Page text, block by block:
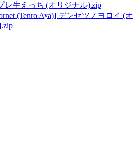
レ生えっち (オリジナル).zip
(Tenro Aya)] デンセツノヨロイ (オ